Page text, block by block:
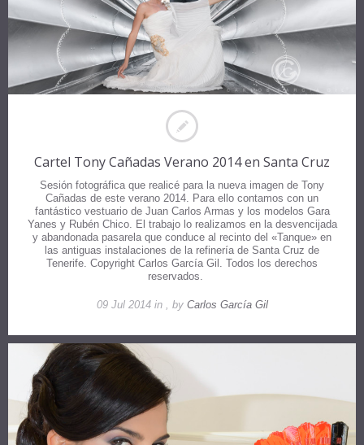
Cartel Tony Cañadas Verano 2014 en Santa Cruz
Sesión fotográfica que realicé para la nueva imagen de Tony
Cañadas de este verano 2014. Para ello contamos con un
fantástico vestuario de Juan Carlos Armas y los modelos Gara
Yanes y Rubén Chico. El trabajo lo realizamos en la desvencijada
y abandonada pasarela que conduce al recinto del «Tanque» en
las antiguas instalaciones de la refinería de Santa Cruz de
Tenerife. Copyright Carlos García Gil. Todos los derechos
reservados.
09 Jul 2014 in , by Carlos García Gil